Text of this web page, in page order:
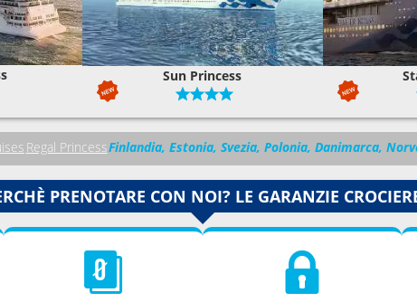
Sun Princess
Regal PrincessFinlandia, Estonia, Svezia, Polonia, Danimarca,
PRENOTARE CON NOI? LE GARANZIE